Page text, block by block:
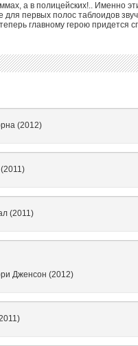
а в полицейских!.. Именно
для первых полос таблоидов
главному герою придется
(2012)
(2011)
Дженсон (2012)